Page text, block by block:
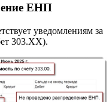
ЕНП
уведомлениям за
303.ХХ).